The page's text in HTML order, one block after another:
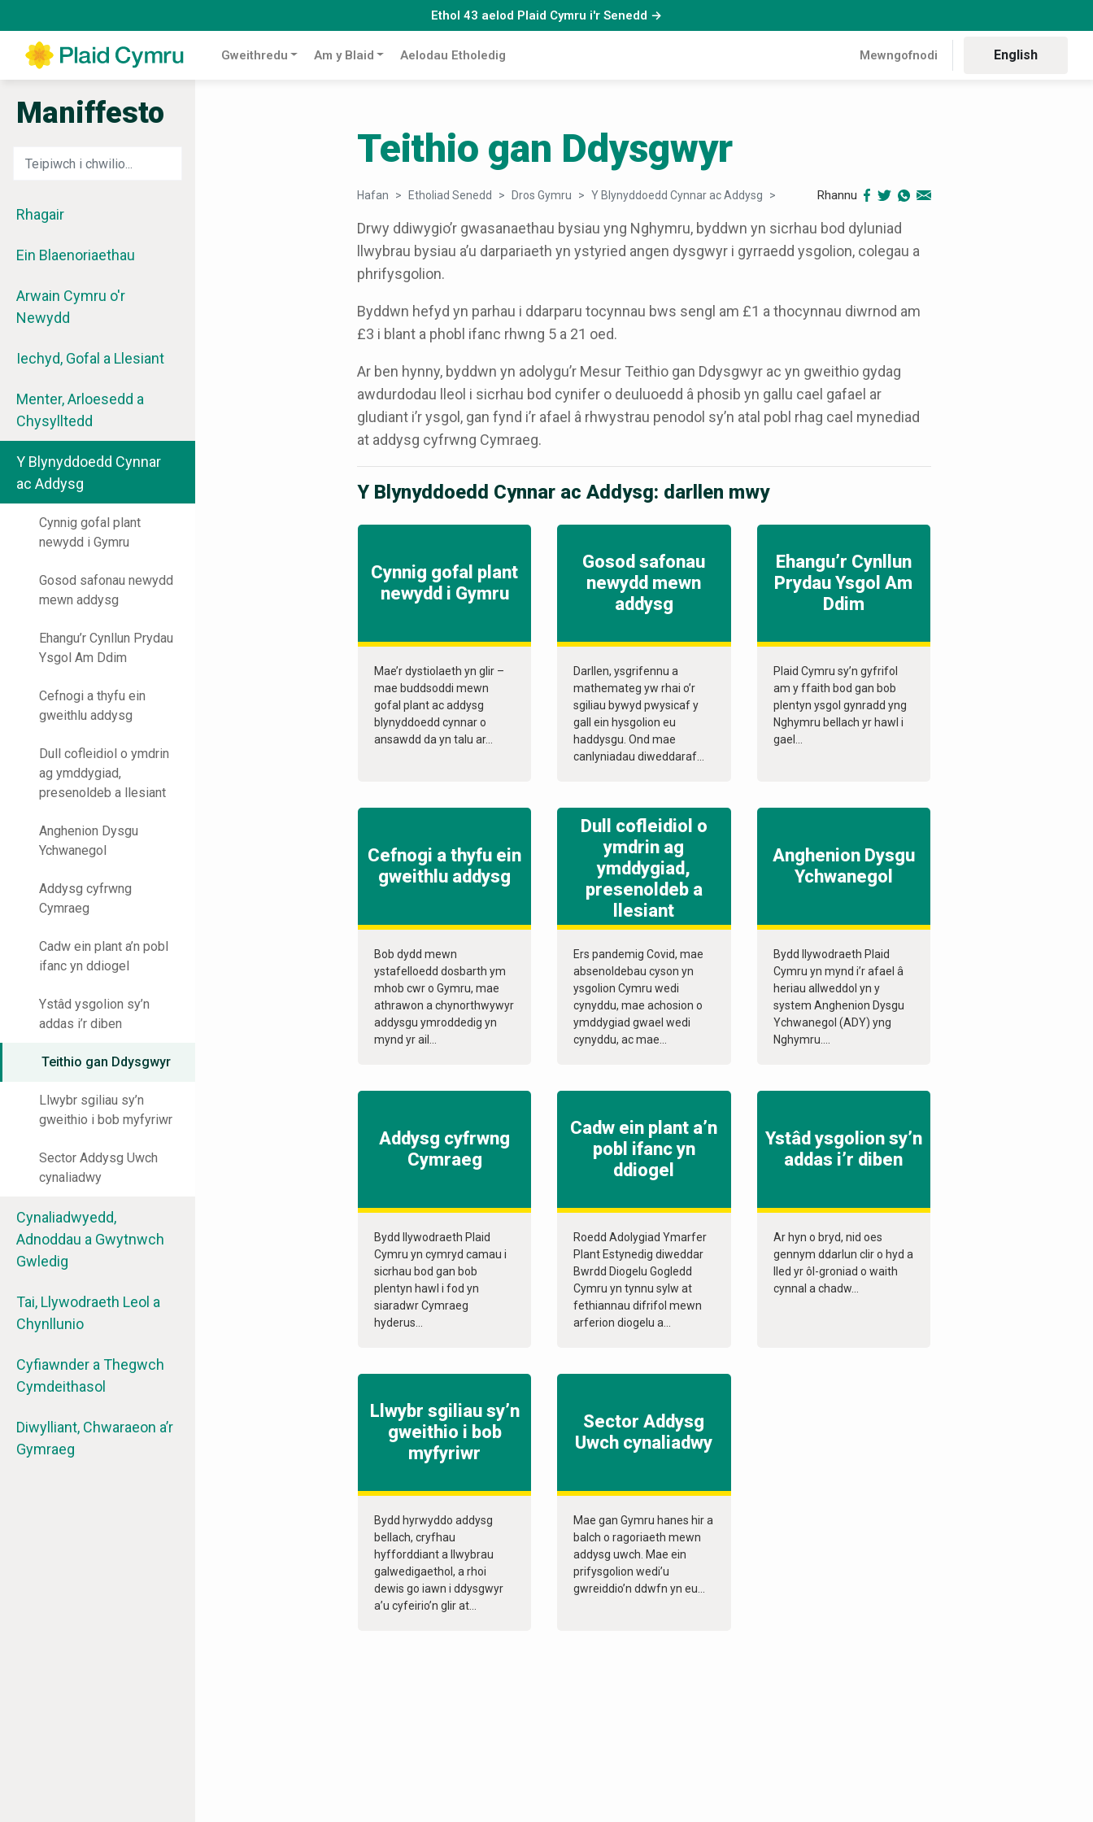
Ethol 43 aelod Plaid Cymru i'r Senedd →
Gweithredu Am y Blaid Aelodau Etholedig Mewngofnodi English
Maniffesto
Rhagair
Ein Blaenoriaethau
Arwain Cymru o'r
Newydd
Iechyd, Gofal a Llesiant
Menter, Arloesedd a
Chysylltedd
Y Blynyddoedd Cynnar
ac Addysg
Cynnig gofal plant
newydd i Gymru
Gosod safonau newydd
mewn addysg
Ehangu’r Cynllun Prydau
Ysgol Am Ddim
Cefnogi a thyfu ein
gweithlu addysg
Dull cofleidiol o ymdrin
ag ymddygiad,
presenoldeb a llesiant
Anghenion Dysgu
Ychwanegol
Addysg cyfrwng
Cymraeg
Cadw ein plant a’n pobl
ifanc yn ddiogel
Ystâd ysgolion sy’n
addas i’r diben
Teithio gan Ddysgwyr
Llwybr sgiliau sy’n
gweithio i bob myfyriwr
Sector Addysg Uwch
cynaliadwy
Cynaliadwyedd,
Adnoddau a Gwytnwch
Gwledig
Tai, Llywodraeth Leol a
Chynllunio
Cyfiawnder a Thegwch
Cymdeithasol
Diwylliant, Chwaraeon a’r
Gymraeg
Teithio gan Ddysgwyr
Hafan Etholiad Senedd Dros Gymru Y Blynyddoedd Cynnar ac Addysg Teithio gan Ddysgwyr
Rhannu
Drwy ddiwygio’r gwasanaethau bysiau yng Nghymru, byddwn yn sicrhau bod dyluniad
llwybrau bysiau a’u darpariaeth yn ystyried angen dysgwyr i gyrraedd ysgolion, colegau a
phrifysgolion.
Byddwn hefyd yn parhau i ddarparu tocynnau bws sengl am £1 a thocynnau diwrnod am
£3 i blant a phobl ifanc rhwng 5 a 21 oed.
Ar ben hynny, byddwn yn adolygu’r Mesur Teithio gan Ddysgwyr ac yn gweithio gydag
awdurdodau lleol i sicrhau bod cynifer o deuluoedd â phosib yn gallu cael gafael ar
gludiant i’r ysgol, gan fynd i’r afael â rhwystrau penodol sy’n atal pobl rhag cael mynediad
at addysg cyfrwng Cymraeg.
Y Blynyddoedd Cynnar ac Addysg: darllen mwy
Cynnig gofal plant
newydd i Gymru
Mae’r dystiolaeth yn glir –
mae buddsoddi mewn
gofal plant ac addysg
blynyddoedd cynnar o
ansawdd da yn talu ar...
Gosod safonau
newydd mewn
addysg
Darllen, ysgrifennu a
mathemateg yw rhai o’r
sgiliau bywyd pwysicaf y
gall ein hysgolion eu
haddysgu. Ond mae
canlyniadau diweddaraf...
Ehangu’r Cynllun
Prydau Ysgol Am
Ddim
Plaid Cymru sy’n gyfrifol
am y ffaith bod gan bob
plentyn ysgol gynradd yng
Nghymru bellach yr hawl i
gael...
Cefnogi a thyfu ein
gweithlu addysg
Bob dydd mewn
ystafelloedd dosbarth ym
mhob cwr o Gymru, mae
athrawon a chynorthwywyr
addysgu ymroddedig yn
mynd yr ail...
Dull cofleidiol o
ymdrin ag
ymddygiad,
presenoldeb a
llesiant
Ers pandemig Covid, mae
absenoldebau cyson yn
ysgolion Cymru wedi
cynyddu, mae achosion o
ymddygiad gwael wedi
cynyddu, ac mae...
Anghenion Dysgu
Ychwanegol
Bydd llywodraeth Plaid
Cymru yn mynd i’r afael â
heriau allweddol yn y
system Anghenion Dysgu
Ychwanegol (ADY) yng
Nghymru....
Addysg cyfrwng
Cymraeg
Bydd llywodraeth Plaid
Cymru yn cymryd camau i
sicrhau bod gan bob
plentyn hawl i fod yn
siaradwr Cymraeg
hyderus...
Cadw ein plant a’n
pobl ifanc yn
ddiogel
Roedd Adolygiad Ymarfer
Plant Estynedig diweddar
Bwrdd Diogelu Gogledd
Cymru yn tynnu sylw at
fethiannau difrifol mewn
arferion diogelu a...
Ystâd ysgolion sy’n
addas i’r diben
Ar hyn o bryd, nid oes
gennym ddarlun clir o hyd a
lled yr ôl-groniad o waith
cynnal a chadw...
Llwybr sgiliau sy’n
gweithio i bob
myfyriwr
Bydd hyrwyddo addysg
bellach, cryfhau
hyfforddiant a llwybrau
galwedigaethol, a rhoi
dewis go iawn i ddysgwyr
a’u cyfeirio’n glir at...
Sector Addysg
Uwch cynaliadwy
Mae gan Gymru hanes hir a
balch o ragoriaeth mewn
addysg uwch. Mae ein
prifysgolion wedi’u
gwreiddio’n ddwfn yn eu...